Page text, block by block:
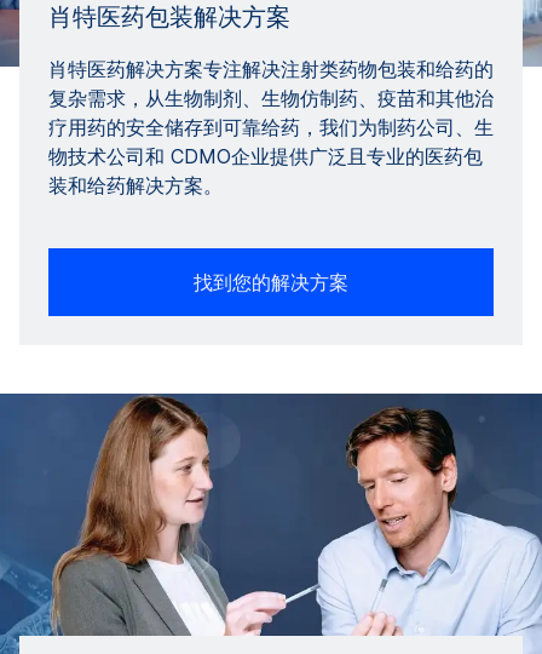
肖特医药包装解决方案
肖特医药解决方案专注解决注射类药物包装和给药的
复杂需求，从生物制剂、生物仿制药、疫苗和其他治
疗用药的安全储存到可靠给药，我们为制药公司、生
物技术公司和 CDMO企业提供广泛且专业的医药包
装和给药解决方案。
找到您的解决方案